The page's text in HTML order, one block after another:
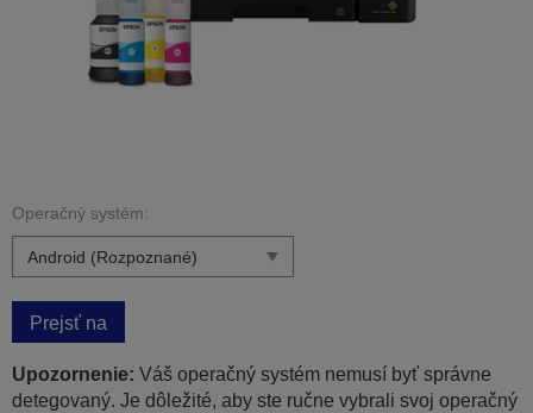
Operačný systém:
Prejsť na
Upozornenie: Váš operačný systém nemusí byť správne
detegovaný. Je dôležité, aby ste ručne vybrali svoj operačný